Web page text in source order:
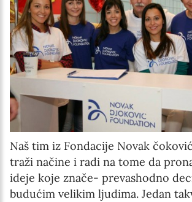
Naš tim iz Fondacije Novak
traži načine i radi na tome da
ideje koje znače- prevashodno
budućim velikim ljudima. Jedan